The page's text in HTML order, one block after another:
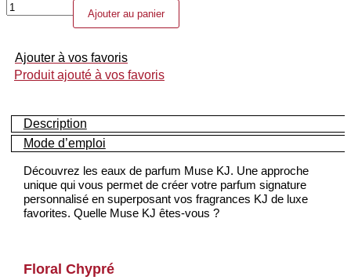
quantité
KJ
Ajouter au panier
Ajouter à vos favoris
Produit ajouté à vos favoris
Description
Mode d’emploi
Découvrez les eaux de parfum Muse KJ. Une approche
unique qui vous permet de créer votre parfum signature
personnalisé en superposant vos fragrances KJ de luxe
favorites. Quelle Muse KJ êtes-vous ?
Floral Chypré